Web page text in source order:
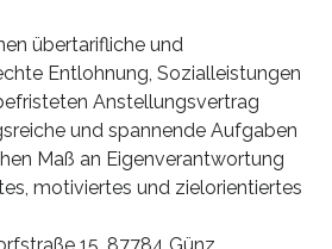
übertarifliche und
Entlohnung, Sozialleistungen
Anstellungsvertrag
und spannende Aufgaben
Maß an Eigenverantwortung
motiviertes und zielorientiertes
15, 87784 Günz